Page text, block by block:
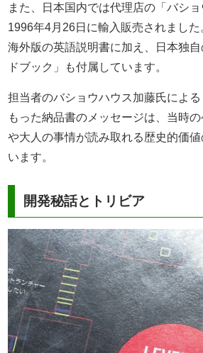
また、日本国内では代理店の「バシ
1996年4月26日に輸入販売されました
海外版の英語説明書に加え、日本独
ドブック」も付属しています。
担当者のバショウハウス加藤氏によ
もった納品書のメッセージは、当時
や大人の事情が読み取れる歴史的価
います。
開発秘話とトリビア